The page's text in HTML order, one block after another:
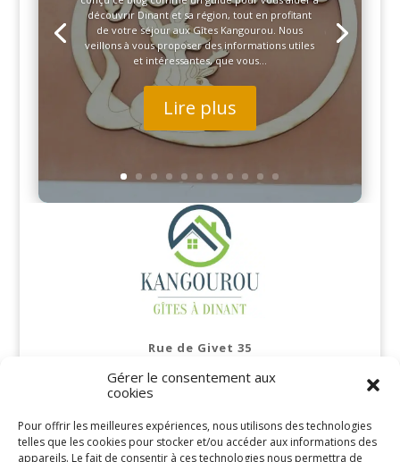
Gérer le consentement aux
cookies
Pour offrir les meilleures expériences, nous utilisons des technologies
telles que les cookies pour stocker et/ou accéder aux informations des
appareils. Le fait de consentir à ces technologies nous permettra de
fait parfois partie du paysage… mais cela ne
signifie pas que la journée est perdue pour
autant. La cité mosane offre suffisamment
d’activités en intérieur et de visites accessibles
même par temps humide, pour profiter...
Lire plus
Rue de Givet 35
Belgique
Mentions légales
Politique de confidentialité